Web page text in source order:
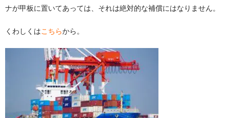
ナが甲板に置いてあっては、それは絶対的な補償にはなりません。
くわしくはこちらから。